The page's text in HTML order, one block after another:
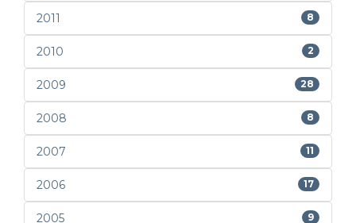
2011 8
2010 2
2009 28
2008 8
2007 11
2006 17
2005 9